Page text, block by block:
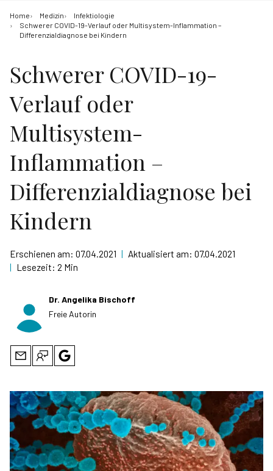
Home Medizin
Infektiologie
Schwerer COVID-19-Verlauf oder Multisystem-Inflammation –
Differenzialdiagnose bei Kindern
Schwerer COVID-19-
Verlauf oder
Multisystem-
Inflammation –
Differenzialdiagnose bei
Kindern
Erschienen am: 07.04.2021 | Aktualisiert am: 07.04.2021
| Lesezeit: 2 Min
Dr. Angelika Bischoff
Freie Autorin